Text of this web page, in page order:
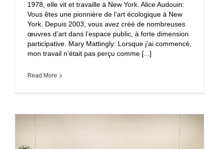
1978, elle vit et travaille à New York. Alice Audouin:
Vous êtes une pionnière de l’art écologique à New
York. Depuis 2003, vous avez créé de nombreuses
œuvres d’art dans l’espace public, à forte dimension
participative. Mary Mattingly: Lorsque j’ai commencé,
mon travail n’était pas perçu comme [...]
Read More